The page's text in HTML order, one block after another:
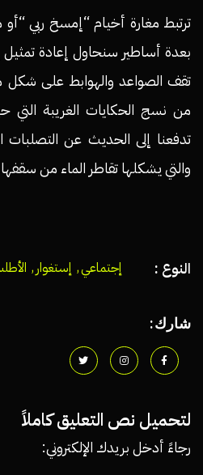
ترتبط مغارة أخيام “إمسخ ربي
بعدة أساطير سنحاول إعادة تمثيل
تقف الصواعد والهوابط على شكل
من نسج الحكايات الغريبة التي
تدفعنا إلى الحديث عن التصلبات
والتي يشكلها تقاطر الماء من
النوع : إجتماعي, إستغوار ,
شارك:
لتحميل نص التعليق كاملاً
رجاءً أدخل بريدك الإلكتروني: